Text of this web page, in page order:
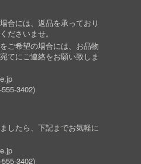
合には、返品を承っており
ださいませ。
ご希望の場合には、お品物
てにご連絡をお願い致しま
3402)
したら、下記までお気軽に
3402)